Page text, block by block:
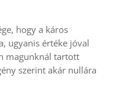
hogy a káros
ugyanis értéke jóval
magunknál tartott
szerint akár nullára